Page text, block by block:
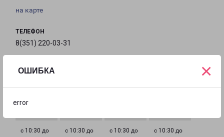
ОШИБКА
error
×
на карте
ТЕЛЕФОН
8(351) 220-03-31
chel@pecom.ru
с 10:30 до
с 10:30 до
с 10:30 до
с 10:30 до